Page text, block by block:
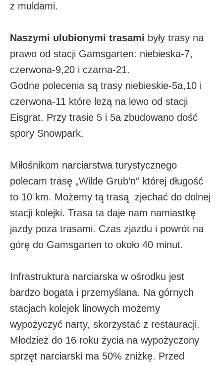
z muldami.
Naszymi ulubionymi trasami były trasy na
prawo od stacji Gamsgarten: niebieska-7,
czerwona-9,20 i czarna-21.
Godne polecenia są trasy niebieskie-5a,10 i
czerwona-11 które leżą na lewo od stacji
Eisgrat. Przy trasie 5 i 5a zbudowano dość
spory Snowpark.
Miłośnikom narciarstwa turystycznego
polecam trasę „Wilde Grub’n” której długość
to 10 km. Możemy tą trasą zjechać do dolnej
stacji kolejki. Trasa ta daje nam namiastkę
jazdy poza trasami. Czas zjazdu i powrót na
górę do Gamsgarten to około 40 minut.
Infrastruktura narciarska w ośrodku jest
bardzo bogata i przemyślana. Na górnych
stacjach kolejek linowych możemy
wypożyczyć narty, skorzystać z restauracji.
Młodzież do 16 roku życia na wypożyczony
sprzęt narciarski ma 50% zniżkę. Przed